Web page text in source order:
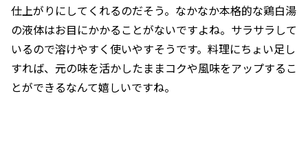
仕上がりにしてくれるのだそう。なかなか本格的な鶏白湯
の液体はお目にかかることがないですよね。サラサラして
いるので溶けやすく使いやすそうです。料理にちょい足し
すれば、元の味を活かしたままコクや風味をアップするこ
とができるなんて嬉しいですね。